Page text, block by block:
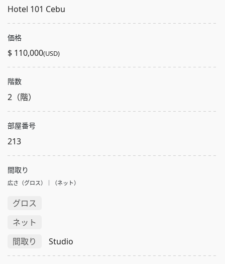
Hotel 101 Cebu
価格
$ 110,000(USD)
階数
2（階）
部屋番号
213
間取り
広さ（グロス）｜（ネット）
グロス
ネット
間取り
Studio